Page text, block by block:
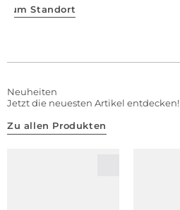
Zum Standort
Neuheiten
Jetzt die neuesten Artikel entdecken!
Zu allen Produkten